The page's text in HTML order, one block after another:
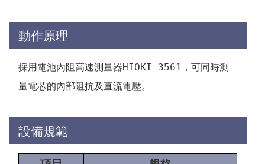
動作原理
採用電池內阻高速測量器HIOKI 3561，可同時測
量電芯的內部阻抗及直流電壓。
設備規範